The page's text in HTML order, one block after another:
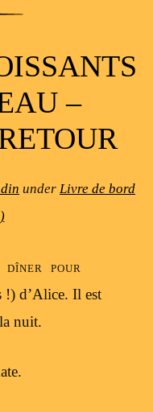
–
under Livre de bord
pour
!) d’Alice. Il est
nuit.